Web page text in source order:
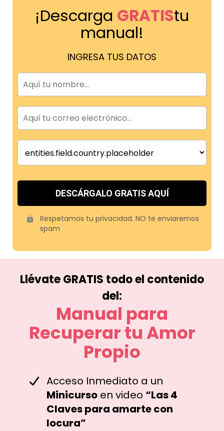
¡Descarga GRATIStu
manual!
INGRESA TUS DATOS
DESCÁRGALO GRATIS AQUÍ
Respetamos tu privacidad. NO te enviaremos
spam
Llévate GRATIS todo el contenido
del:
Manual para
Recuperar tu Amor
Propio
Acceso Inmediato a un
Minicursoen video “Las 4
Claves para amarte con
locura”